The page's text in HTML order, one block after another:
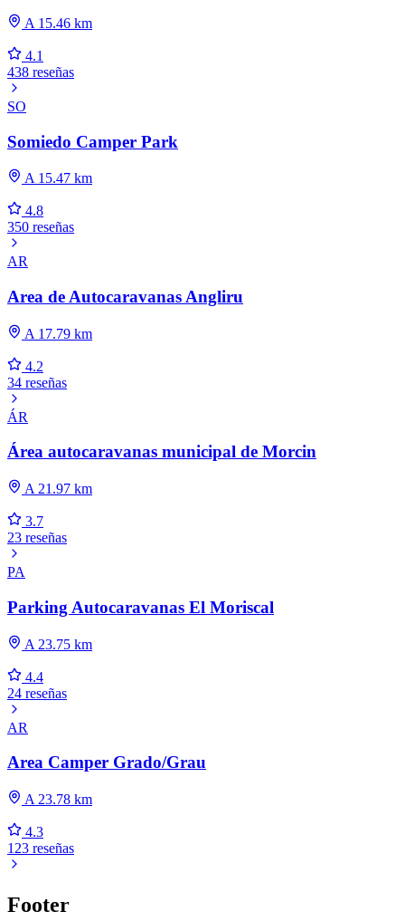
A 15.46 km
4.1
438 reseñas
SO
Somiedo Camper Park
A 15.47 km
4.8
350 reseñas
AR
Area de Autocaravanas Angliru
A 17.79 km
4.2
34 reseñas
ÁR
Área autocaravanas municipal de Morcin
A 21.97 km
3.7
23 reseñas
PA
Parking Autocaravanas El Moriscal
A 23.75 km
4.4
24 reseñas
AR
Area Camper Grado/Grau
A 23.78 km
4.3
123 reseñas
Footer